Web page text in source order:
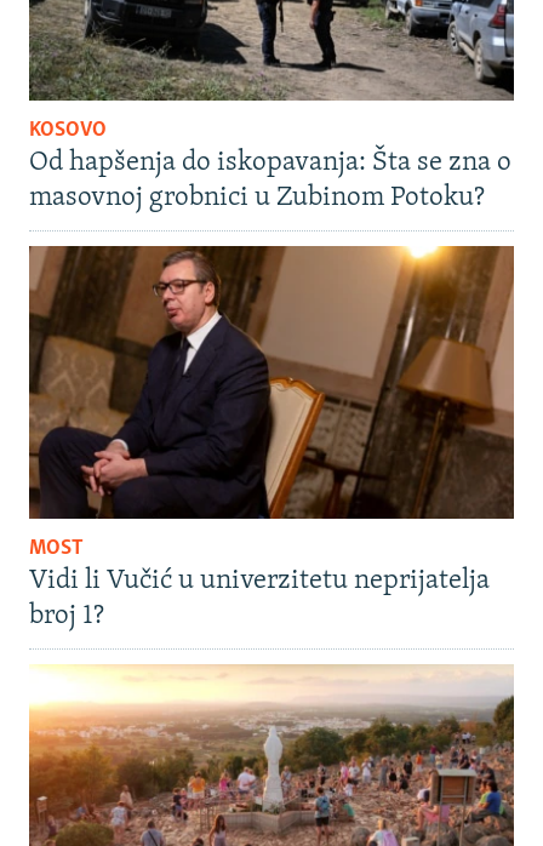
KOSOVO
Od hapšenja do iskopavanja: Šta se zna o
masovnoj grobnici u Zubinom Potoku?
MOST
Vidi li Vučić u univerzitetu neprijatelja
broj 1?